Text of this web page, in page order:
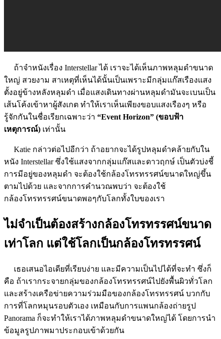
ถ้าจำหนังเรื่อง Interstellar ได้ เราจะได้เห็นภาพหลุมดำขนาด
ใหญ่ สวยงาม สาเหตุที่เห็นได้นั้นเป็นเพราะมีกลุ่มแก๊สเรืองแสง
ตั้งอยู่ข้างหลังหลุมดำ เมื่อแสงเดินทางผ่านหลุมดำมันจะเบนเป็น
เส้นโค้งเข้าหาผู้สังเกต ทำให้เราเห็นเพียงขอบแสงเรืองๆ หรือ
รู้จักกันในชื่อเรียกเฉพาะว่า “Event Horizon” (ขอบฟ้า
เหตุการณ์) เท่านั้น
Katie กล่าวต่อไปอีกว่า ถ้าอยากจะได้รูปหลุมดำคล้ายกับใน
หนัง Interstellar ซึ่งใช้แสงจากกลุ่มแก๊สและดาวฤกษ์ เป็นตัวบ่งชี้
การมีอยู่ของหลุมดำ จะต้องใช้กล้องโทรทรรศน์ขนาดใหญ่ขึ้น
ตามไปด้วย และจากการคำนวณพบว่า จะต้องใช้
กล้องโทรทรรศน์ขนาดพอๆกับโลกทั้งใบของเรา
ไม่จำเป็นต้องสร้างกล้องโทรทรรศน์ขนาด
เท่าโลก แต่ใช้โลกเป็นกล้องโทรทรรศน์
เธอเสนอไอเดียที่เรียบง่าย และมีความเป็นไปได้ที่จะทำ ซึ่งก็
คือ ถ้าเรากระจายกลุ่มของกล้องโทรทรรศน์ไปยังพื้นผิวทั่วโลก
และสร้างเครือข่ายความร่วมมือของกล้องโทรทรรศน์ บวกกับ
การที่โลกหมุนรอบตัวเอง เหมือนกับการแพนกล้องถ่ายรูป
Panorama ก็จะทำให้เราได้ภาพหลุมดำขนาดใหญ่ได้ โดยการนำ
ข้อมูลรูปภาพมาประกอบเข้าด้วยกัน